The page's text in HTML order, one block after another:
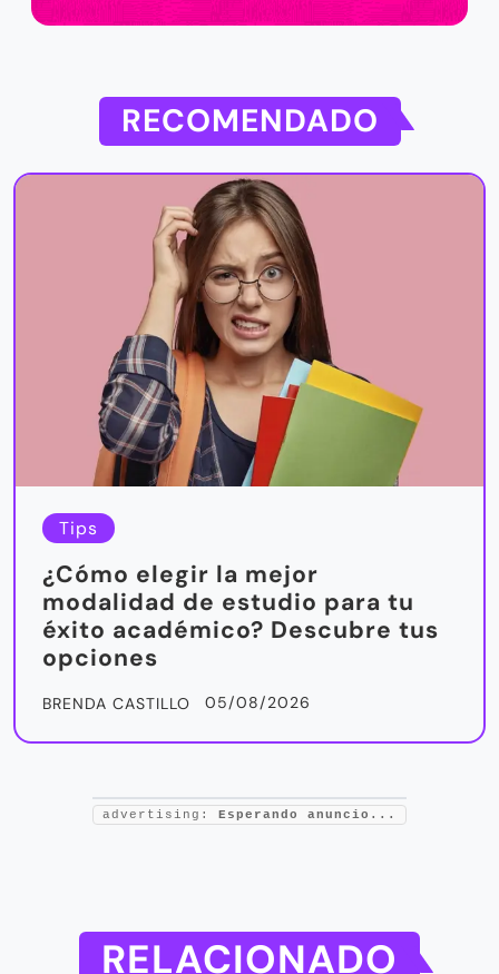
RECOMENDADO
Tips
¿Cómo elegir la mejor
modalidad de estudio para tu
éxito académico? Descubre tus
opciones
BRENDA CASTILLO 05/08/2026
advertising: Esperando anuncio...
RELACIONADO